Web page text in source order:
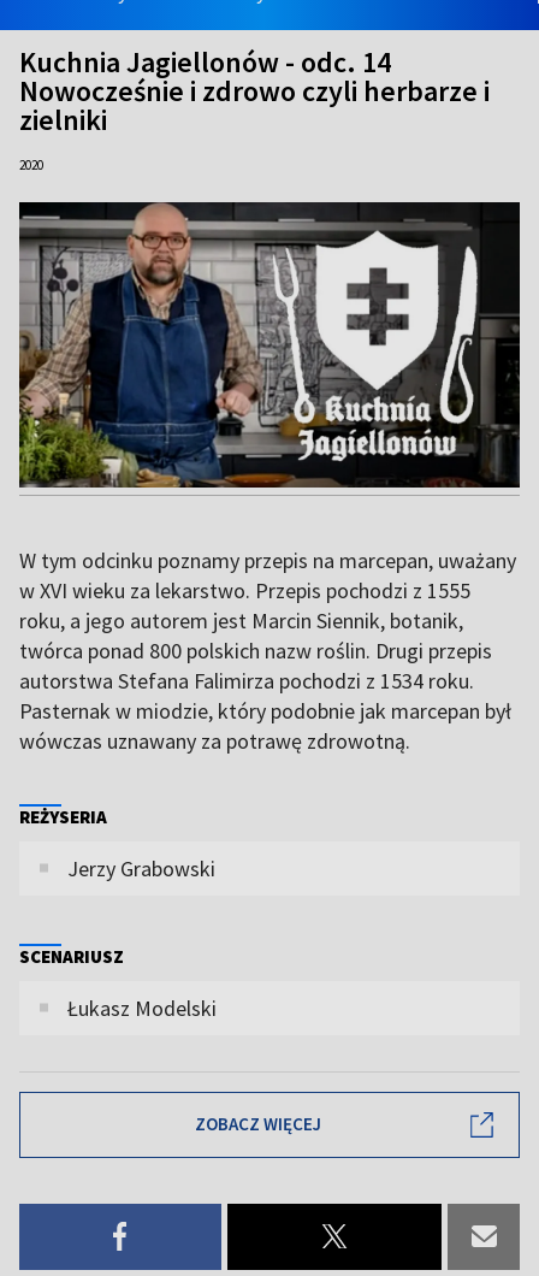
Kuchnia Jagiellonów - odc. 14
Nowocześnie i zdrowo czyli herbarze i
zielniki
2020
W tym odcinku poznamy przepis na marcepan, uważany
w XVI wieku za lekarstwo. Przepis pochodzi z 1555
roku, a jego autorem jest Marcin Siennik, botanik,
twórca ponad 800 polskich nazw roślin. Drugi przepis
autorstwa Stefana Falimirza pochodzi z 1534 roku.
Pasternak w miodzie, który podobnie jak marcepan był
wówczas uznawany za potrawę zdrowotną.
REŻYSERIA
Jerzy Grabowski
SCENARIUSZ
Łukasz Modelski
ZOBACZ WIĘCEJ